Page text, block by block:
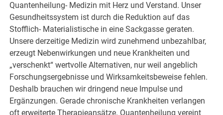
Quantenheilung- Medizin mit Herz und Verstand. Unser
Gesundheitssystem ist durch die Reduktion auf das
Stofflich- Materialistische in eine Sackgasse geraten.
Unsere derzeitige Medizin wird zunehmend unbezahlbar,
erzeugt Nebenwirkungen und neue Krankheiten und
„verschenkt“ wertvolle Alternativen, nur weil angeblich
Forschungsergebnisse und Wirksamkeitsbeweise fehlen.
Deshalb brauchen wir dringend neue Impulse und
Ergänzungen. Gerade chronische Krankheiten verlangen
oft erweiterte Therapieansätze. Quantenheilung vereint